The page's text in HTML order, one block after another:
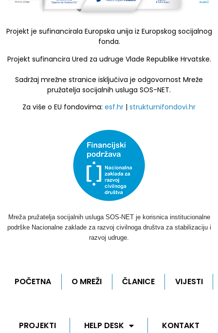
Projekt je sufinancirala Europska unija iz Europskog socijalnog
fonda.
Projekt sufinancira Ured za udruge Vlade Republike Hrvatske.
Sadržaj mrežne stranice isključiva je odgovornost Mreže
pružatelja socijalnih usluga SOS-NET.
Za više o EU fondovima: esf.hr | strukturnifondovi.hr
Mreža pružatelja socijalnih usluga SOS-NET je korisnica institucionalne
podrške Nacionalne zaklade za razvoj civilnoga društva za stabilizaciju i
razvoj udruge.
POČETNA O MREŽI ČLANICE VIJESTI
PROJEKTI HELP DESK KONTAKT